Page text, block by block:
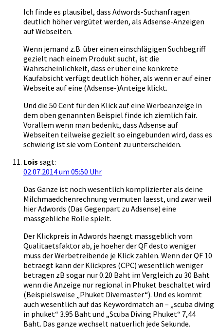
Ich finde es plausibel, dass Adwords-Suchanfragen
deutlich höher vergütet werden, als Adsense-Anzeigen
auf Webseiten.
Wenn jemand z.B. über einen einschlägigen Suchbegriff
gezielt nach einem Produkt sucht, ist die
Wahrscheinlichkeit, dass er über eine konkrete
Kaufabsicht verfügt deutlich höher, als wenn er auf einer
Webseite auf eine (Adsense-)Anteige klickt.
Und die 50 Cent für den Klick auf eine Werbeanzeige in
dem oben genannten Beispiel finde ich ziemlich fair.
Vorallem wenn man bedenkt, dass Adsense auf
Webseiten teilweise gezielt so eingebunden wird, dass es
schwierig ist sie vom Content zu unterscheiden.
Lois sagt:
02.07.2014 um 05:50 Uhr
Das Ganze ist noch wesentlich komplizierter als deine
Milchmaedchenrechnung vermuten laesst, und zwar weil
hier Adwords (Das Gegenpart zu Adsense) eine
massgebliche Rolle spielt.
Der Klickpreis in Adwords haengt massgeblich vom
Qualitaetsfaktor ab, je hoeher der QF desto weniger
muss der Werbetreibende je Klick zahlen. Wenn der QF 10
betraegt kann der Klickpres (CPC) wesentlich weniger
betragen zB sogar nur 0.20 Baht im Vergleich zu 30 Baht
wenn die Anzeige nur regional in Phuket beschaltet wird
(Beispielsweise „Phuket Divemaster“). Und es kommt
auch wesentlich auf das Keywordmatch an – „scuba diving
in phuket“ 3.95 Baht und „Scuba Diving Phuket“ 7,44
Baht. Das ganze wechselt natuerlich jede Sekunde.